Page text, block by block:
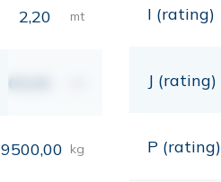
2,20 mt
00,00
9500,00 kg
I (rating)
J (rating)
P (rating)